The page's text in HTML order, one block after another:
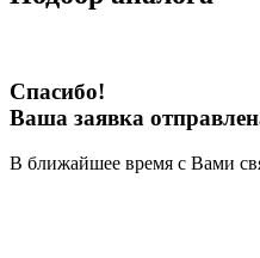
Спасибо!
Ваша заявка
В ближайшее время с Вами